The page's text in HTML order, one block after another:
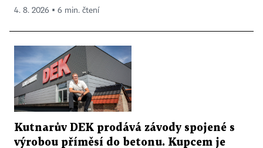
4. 8. 2026 ▪ 6 min. čtení
Kutnarův DEK prodává závody spojené s
výrobou příměsí do betonu. Kupcem je